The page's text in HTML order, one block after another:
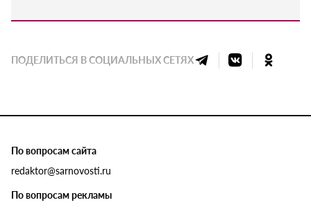
ПОДЕЛИТЬСЯ В СОЦИАЛЬНЫХ СЕТЯХ
По вопросам сайта
redaktor@sarnovosti.ru
По вопросам рекламы